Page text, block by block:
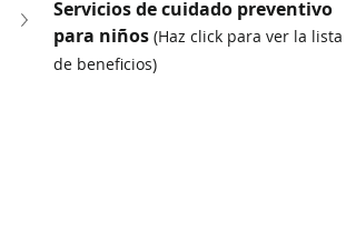
Servicios de cuidado preventivo
para niños (Haz click para ver la lista
de beneficios)